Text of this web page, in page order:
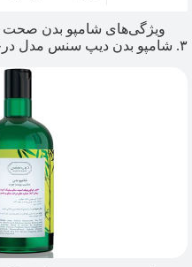
ویژگی‌های شامپو بدن صحت
۳. شامپو بدن دیپ سنس مدل درخت چای و بامبو